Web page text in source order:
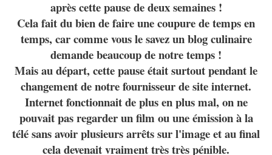
après cette pause de deux semaines !
Cela fait du bien de faire une coupure de temps en
temps, car comme vous le savez un blog culinaire
demande beaucoup de notre temps !
Mais au départ, cette pause était surtout pendant le
changement de notre fournisseur de site internet.
Internet fonctionnait de plus en plus mal, on ne
pouvait pas regarder un film ou une émission à la
télé sans avoir plusieurs arrêts sur l'image et au final
cela devenait vraiment très très pénible.